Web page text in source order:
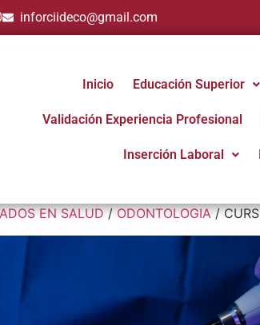
inforciideco@gmail.com
Inicio Educación Superior
Validación Experiencia Profesional
Inserción Laboral
EN SALUD/ODONTOLOGIA/